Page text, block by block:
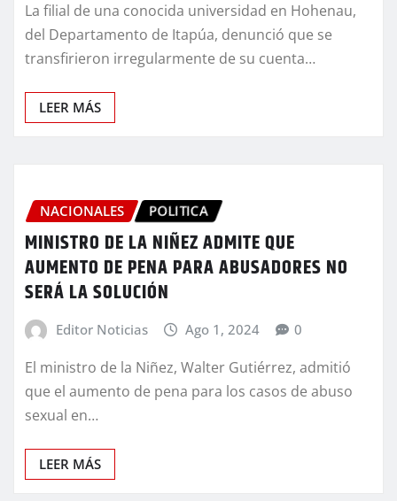
La filial de una conocida universidad en Hohenau,
del Departamento de Itapúa, denunció que se
transfirieron irregularmente de su cuenta…
LEER MÁS
NACIONALES POLITICA
MINISTRO DE LA NIÑEZ ADMITE QUE
AUMENTO DE PENA PARA ABUSADORES NO
SERÁ LA SOLUCIÓN
Editor Noticias Ago 1, 2024 0
El ministro de la Niñez, Walter Gutiérrez, admitió
que el aumento de pena para los casos de abuso
sexual en…
LEER MÁS